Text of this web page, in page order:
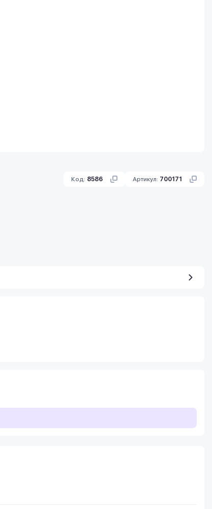
Код: 8586 Артикул: 700171